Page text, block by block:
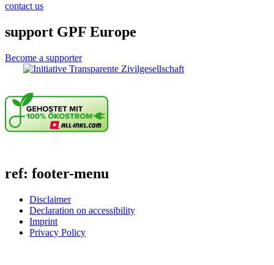
contact us
support GPF Europe
Become a supporter
ref: footer-menu
Disclaimer
Declaration on accessibility
Imprint
Privacy Policy